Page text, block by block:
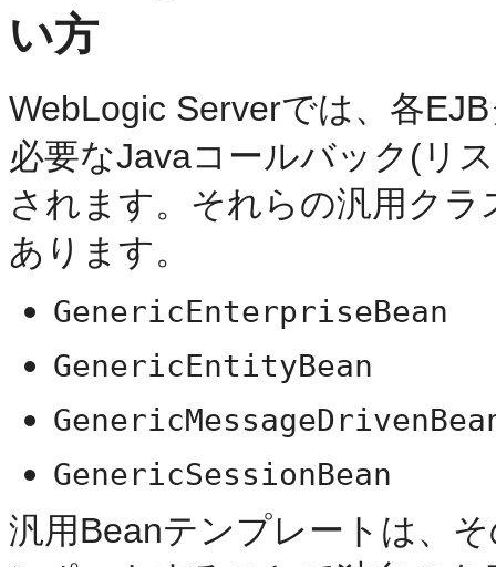
い方
WebLogic Serverでは、各
必要なJavaコールバック(リ
されます。それらの汎用クラ
あります。
GenericEnterpriseBean
GenericEntityBean
GenericSessionBean
汎用Beanテンプレートは、